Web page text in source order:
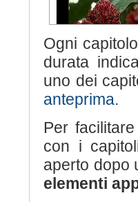
Ogni
durata
uno dei
anteprima.
Per
con i
aperto dopo
elementi